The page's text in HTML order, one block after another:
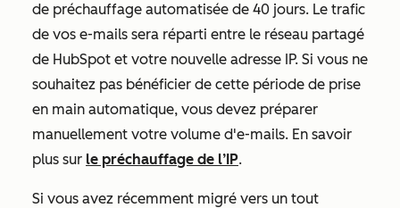
de préchauffage automatisée de 40 jours. Le trafic
de vos e-mails sera réparti entre le réseau partagé
de HubSpot et votre nouvelle adresse IP. Si vous ne
souhaitez pas bénéficier de cette période de prise
en main automatique, vous devez préparer
manuellement votre volume d'e-mails. En savoir
plus sur le préchauffage de l’IP.
Si vous avez récemment migré vers un tout